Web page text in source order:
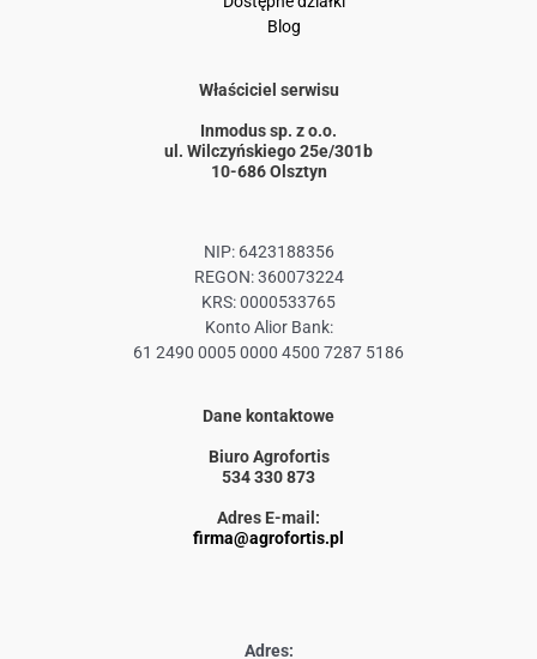
Blog
Właściciel serwisu
Inmodus sp. z o.o.
ul. Wilczyńskiego 25e/301b
10-686 Olsztyn
NIP: 6423188356
REGON: 360073224
KRS: 0000533765
Konto Alior Bank:
61 2490 0005 0000 4500 7287 5186
Dane kontaktowe
Biuro Agrofortis
534 330 873
Adres E-mail:
firma@agrofortis.pl
Adres: